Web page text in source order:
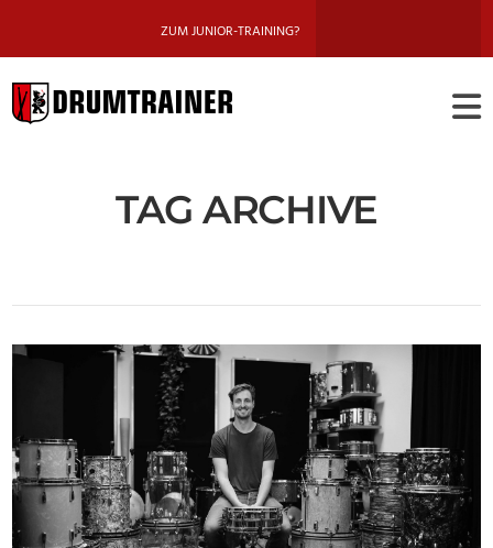
ZUM JUNIOR-TRAINING?
TAG ARCHIVE